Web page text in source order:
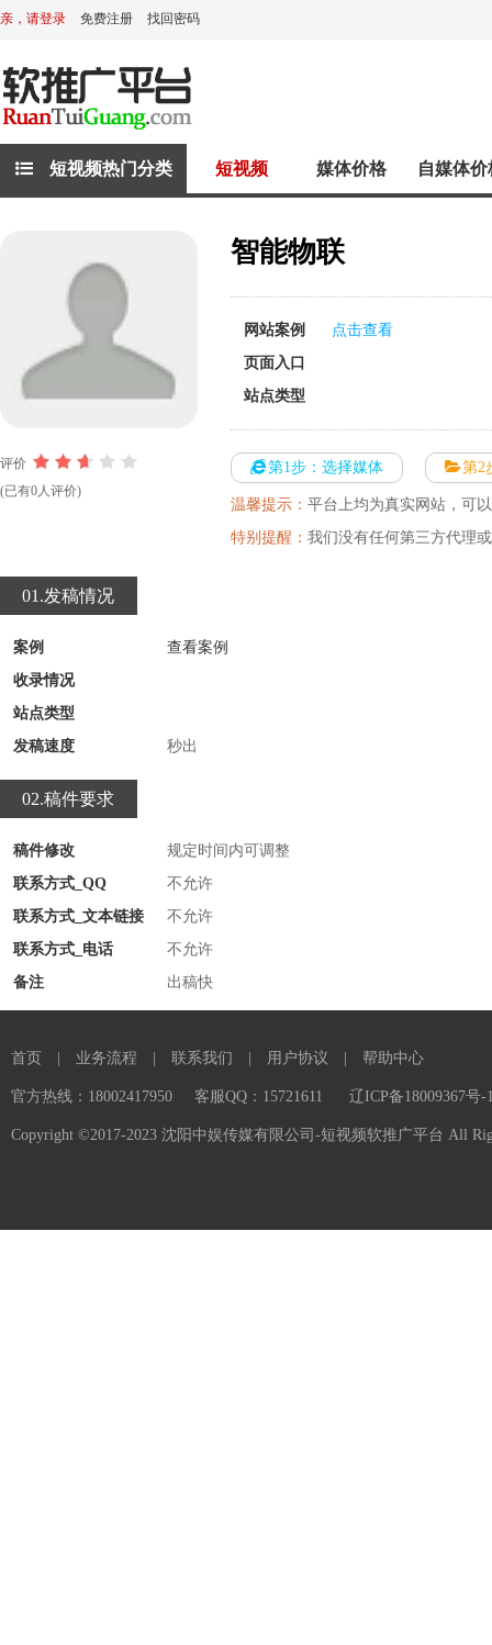
亲，请登录 免费注册 找回密码
短视频热门分类 短视频 媒体价格 自媒体价
评价
(已有0人评价)
智能物联
网站案例
点击查看
页面入口
站点类型
第1步：选择媒体 第2
温馨提示： 平台上均为真实网站，可
特别提醒： 我们没有任何第三方代理
01.发稿情况
案例
查看案例
收录情况
站点类型
发稿速度
秒出
02.稿件要求
稿件修改
规定时间内可调整
联系方式_QQ
不允许
联系方式_文本链接
不允许
联系方式_电话
不允许
备注
出稿快
首页 业务流程 联系我们 用户协议 帮助中心
官方热线：18002417950 客服QQ：15721611 辽ICP备18009367号-
Copyright ©2017-2023 沈阳中娱传媒有限公司-短视频软推广平台 All